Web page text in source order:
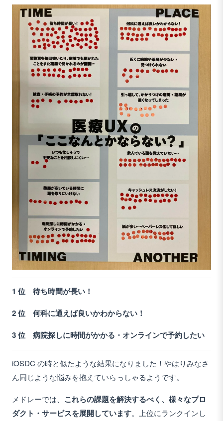
1 位 待ち時間が長い！
2 位 何科に通えば良いかわからない！
3 位 病院探しに時間がかかる・オンラインで予約したい
iOSDC の時と似たような結果になりました！やはりみなさ
ん同じような悩みを抱えていらっしゃるようです。
メドレーでは、 これらの課題を解決するべく、様々なプロ
ダクト・サービスを展開しています。上位にランクインし